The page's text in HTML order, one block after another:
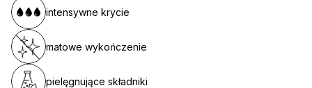
intensywne krycie
matowe wykończenie
pielęgnujące składniki